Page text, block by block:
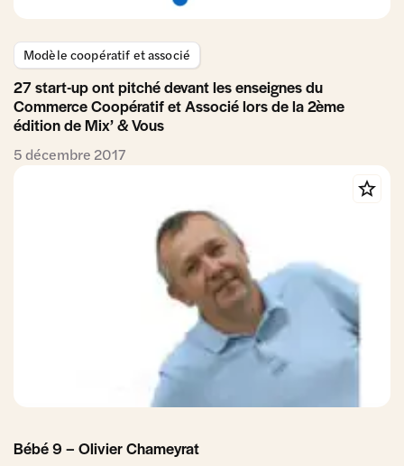
Modèle coopératif et associé
27 start-up ont pitché devant les enseignes du
Commerce Coopératif et Associé lors de la 2ème
édition de Mix’ & Vous
5 décembre 2017
Bébé 9 – Olivier Chameyrat